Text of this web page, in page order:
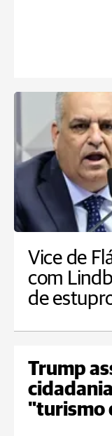
Vice de
com
de
Trump
"turismo